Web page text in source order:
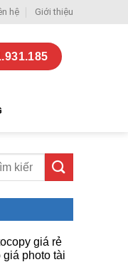
hệ Giới thiệu
giá rẻ
giá photo tài